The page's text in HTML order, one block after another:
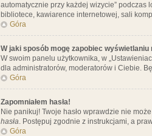
automatycznie przy każdej wizycie” podczas
bibliotece, kawiarence internetowej, sali
Góra
W jaki sposób mogę zapobiec
W swoim panelu użytkownika, w
dla administratorów, moderatorów i Ciebie.
Góra
Zapomniałem hasła!
Nie panikuj! Twoje hasło wprawdzie nie
hasła. Postępuj zgodnie z instrukcjami, a
Góra